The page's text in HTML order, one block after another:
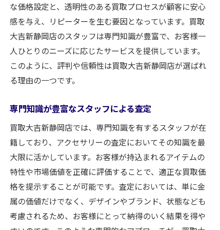
な価格設定と、透明性のある買取プロセスが顧客に安心
感を与え、リピーターを生む要因となっています。買取
大吉新静岡店のスタッフは専門知識が豊富で、お客様一
人ひとりのニーズに応じたサービスを提供しています。
このように、評判や信頼性は買取大吉新静岡店が選ばれ
る理由の一つです。
専門知識が豊富なスタッフによる査定
買取大吉新静岡店では、専門知識を有するスタッフが在
籍しており、アクセサリーの査定においてその知識を最
大限に活かしています。お客様が持込まれるアイテムの
特性や市場価値を正確に評価することで、適正な買取価
格を提示することが可能です。査定においては、単に金
属の価値だけでなく、デザインやブランド、状態なども
考慮されるため、お客様にとって納得のいく結果を得や